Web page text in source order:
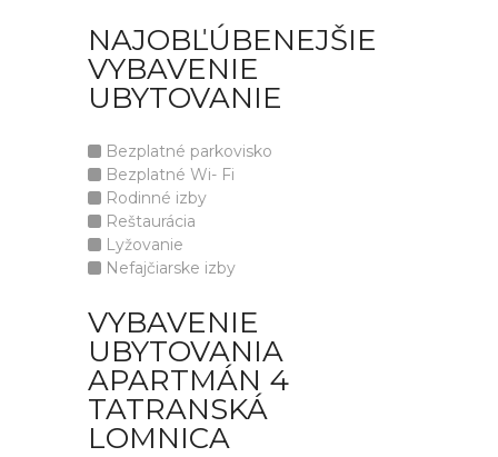
NAJOBĽÚBENEJŠIE
VYBAVENIE
UBYTOVANIE
Bezplatné parkovisko
Bezplatné Wi- Fi
Rodinné izby
Reštaurácia
Lyžovanie
Nefajčiarske izby
VYBAVENIE
UBYTOVANIA
APARTMÁN 4
TATRANSKÁ
LOMNICA